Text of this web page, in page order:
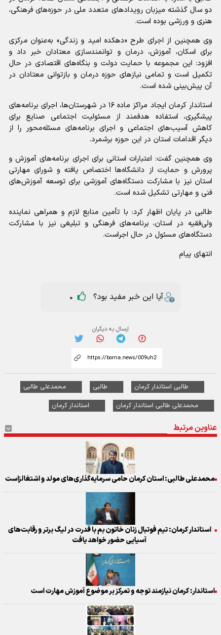
دو سال گذشته میزبان رویداد‌های متعدد ملی در حوزه‌های فرهنگی،
هنری و ورزشی بوده است.
وی همچنین از اجرای طرح «دهکده امید و زندگی» به‌عنوان مرکزی
برای اسکان، آموزش، درمان و توانمندسازی معتادان خبر داد و
افزود: این مجموعه با حمایت دولت و بنگاه‌های اقتصادی در حال
تکمیل است و تمامی نیاز‌های حوزه درمان و بازتوانی معتادان در
آن پیش‌بینی شده است.
استاندار کرمان ایجاد مراکز ماده ۱۶ در شهرستان‌ها، اجرای برنامه‌های
پیشگیری، استفاده هدفمند از مسئولیت اجتماعی صنایع برای
کاهش آسیب‌های اجتماعی و اجرای برنامه‌های مسئله‌محور را از
دیگر اقدامات استان در این حوزه برشمرد.
وی همچنین گفت: اعتبارات استانی برای اجرای برنامه‌های آموزش و
پرورش و حمایت از دانشگاه‌ها اختصاص یافته و شورای مهارتی
استان نیز با مشارکت دستگاه‌های آموزشی برای توسعه آموزش‌های
فنی و مهارتی تشکیل شده است.
طالبی در پایان اظهار کرد: با تأمین منابع لازم و همراهی نماینده
ولی‌فقیه در استان، برنامه‌های فرهنگی و تبلیغی نیز با مشارکت
دستگاه‌های مسئول در حال اجراست.
انتهای پیام
آیا این خبر مفید بود؟ 0
ارسال به دیگران
طالبی استاندار کرمان طالبی
محمدعلی طالبی
محمدعلی طالبی استاندار کرمان
استاندار کرمان
عناوین مرتبط
محمدعلی طالبی: استان کرمان حامی سرمایه‌گذاری‌های مولد و اشتغالزاست
استاندار کرمان: تیم فوتبال زنان خاتون بم با قدرت در لیگ برتر و رقابت‌های
آسیایی حضور خواهد یافت
استاندار: کرمان نیازمند توجه و تمرکز بر موضوع آموزش مهارت است